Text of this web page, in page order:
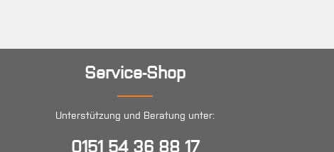
Service-Shop
Unterstützung und Beratung unter:
0151 54 36 88 17